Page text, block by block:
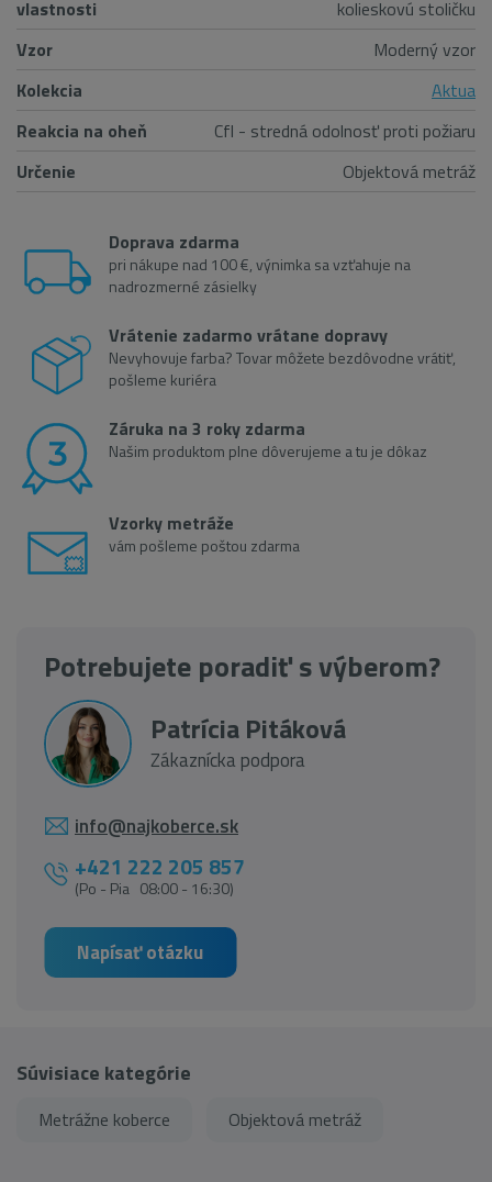
vlastnosti
kolieskovú stoličku
Vzor
Moderný vzor
Kolekcia
Aktua
Reakcia na oheň
Cfl - stredná odolnosť proti požiaru
Určenie
Objektová metráž
Doprava zdarma
pri nákupe nad 100 €, výnimka sa vzťahuje na
nadrozmerné zásielky
Vrátenie zadarmo vrátane dopravy
Nevyhovuje farba? Tovar môžete bezdôvodne vrátiť,
pošleme kuriéra
Záruka na 3 roky zdarma
Našim produktom plne dôverujeme a tu je dôkaz
Vzorky metráže
vám pošleme poštou zdarma
Potrebujete poradiť s výberom?
Patrícia Pitáková
Zákaznícka podpora
info@najkoberce.sk
+421 222 205 857
(Po - Pia 08:00 - 16:30)
Napísať otázku
Súvisiace kategórie
Metrážne koberce Objektová metráž